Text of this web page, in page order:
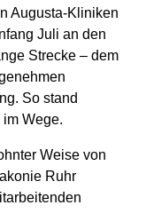
Augusta-Kliniken
Juli an den
Strecke – dem
So stand
Wege.
Weise von
Ruhr